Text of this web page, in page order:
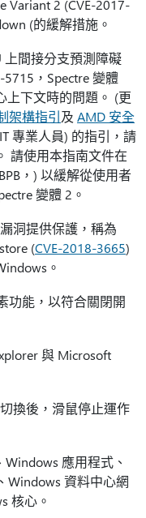
Variant 2 (CVE-2017-
(的緩解措施。
上間接分支預測障礙
5715，Spectre 變體
上下文時的問題。 (更
架構指引及 AMD 安全
專業人員) 的指引，請
請使用本指南文件在
，) 以緩解從使用者
變體 2。
洞提供保護，稱為
(CVE-2018-3665)
。
功能，以符合關閉開
與 Microsoft
換後，滑鼠停止運作
應用程式、
Windows 資料中心網
核心。